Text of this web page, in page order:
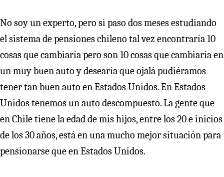
No soy un experto, pero si paso dos meses estudiando
el sistema de pensiones chileno tal vez encontraría 10
cosas que cambiaría pero son 10 cosas que cambiaría en
un muy buen auto y desearía que ojalá pudiéramos
tener tan buen auto en Estados Unidos. En Estados
Unidos tenemos un auto descompuesto. La gente que
en Chile tiene la edad de mis hijos, entre los 20 e inicios
de los 30 años, está en una mucho mejor situación para
pensionarse que en Estados Unidos.